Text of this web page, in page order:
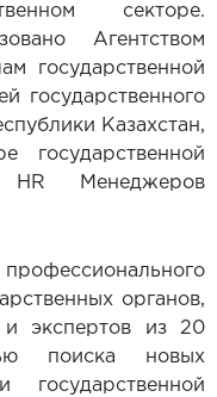
секторе.
Агентством
государственной
государственного
Казахстан,
государственной
Менеджеров
органов,
и экспертов из 20
поиска новых